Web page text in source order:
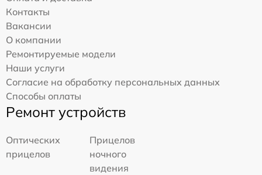
Контакты
Вакансии
О компании
Ремонтируемые модели
Наши услуги
Согласие на обработку персональных данных
Способы оплаты
Ремонт устройств
Оптических
прицелов
Прицелов
ночного
видения